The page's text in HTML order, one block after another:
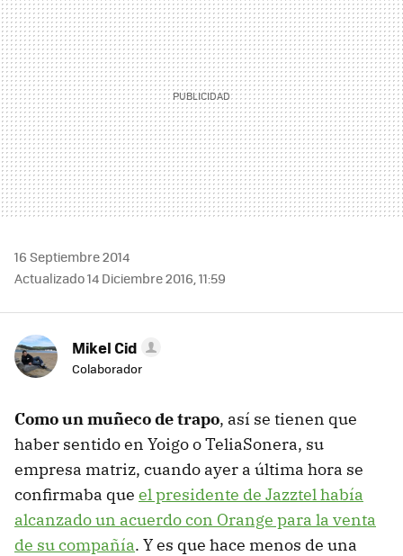
16 Septiembre 2014
Actualizado 14 Diciembre 2016, 11:59
Mikel Cid
Colaborador
Como un muñeco de trapo, así se tienen que
haber sentido en Yoigo o TeliaSonera, su
empresa matriz, cuando ayer a última hora se
confirmaba que el presidente de Jazztel había
alcanzado un acuerdo con Orange para la venta
de su compañía. Y es que hace menos de una